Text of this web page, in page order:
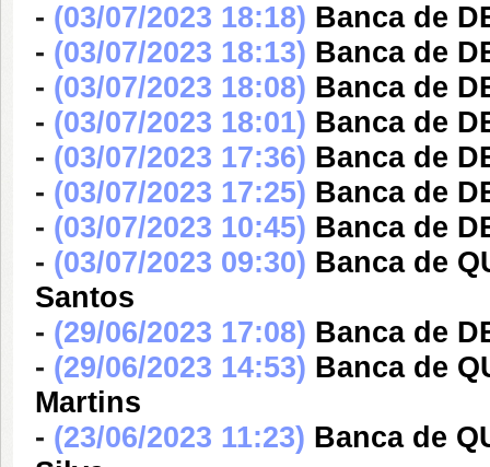
- (03/07/2023 18:18) Banca de
- (03/07/2023 18:13) Banca de
- (03/07/2023 18:08) Banca de
- (03/07/2023 18:01) Banca de
- (03/07/2023 17:36) Banca de
- (03/07/2023 17:25) Banca de
- (03/07/2023 10:45) Banca de
- (03/07/2023 09:30) Banca de
Santos
- (29/06/2023 17:08) Banca de
- (29/06/2023 14:53) Banca de
Martins
- (23/06/2023 11:23) Banca de